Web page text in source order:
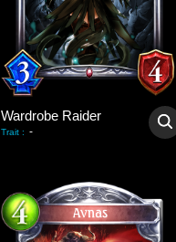
Wardrobe Raider
Trait : -